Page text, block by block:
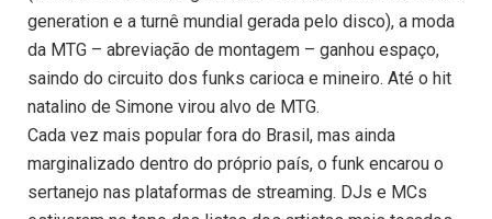
generation e a turnê mundial gerada pelo disco), a moda
da MTG – abreviação de montagem – ganhou espaço,
saindo do circuito dos funks carioca e mineiro. Até o hit
natalino de Simone virou alvo de MTG.
Cada vez mais popular fora do Brasil, mas ainda
marginalizado dentro do próprio país, o funk encarou o
sertanejo nas plataformas de streaming. DJs e MCs